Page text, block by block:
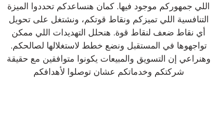
اللي جمهوركم موجود فيها. كمان هنساعدكم تحددوا الميزة
التنافسية اللي تميزكم ونقاط قوتكم، ونشتغل على تحويل
أي نقاط ضعف لنقاط قوة. هنحلل التهديدات اللي ممكن
تواجهوها في المستقبل ونضع خطط لاستغلالها لصالحكم.
وهنراعي إن التسويق والمبيعات يكونوا متوافقين مع حقيقة
شركتكم وخدماتكم عشان توصلوا لأهدافكم